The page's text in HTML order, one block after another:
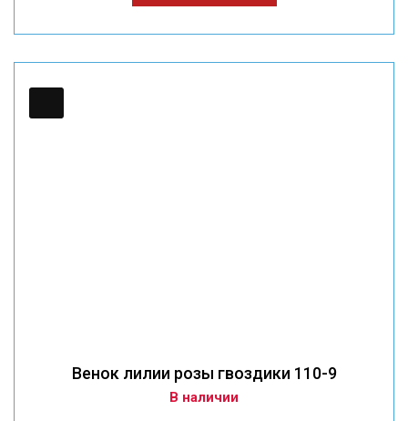
Венок лилии розы гвоздики 110-9
В наличии